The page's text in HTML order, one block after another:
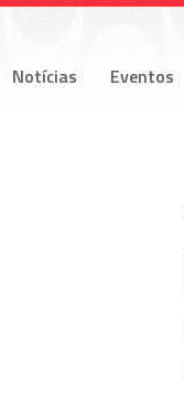
Notícias Eventos